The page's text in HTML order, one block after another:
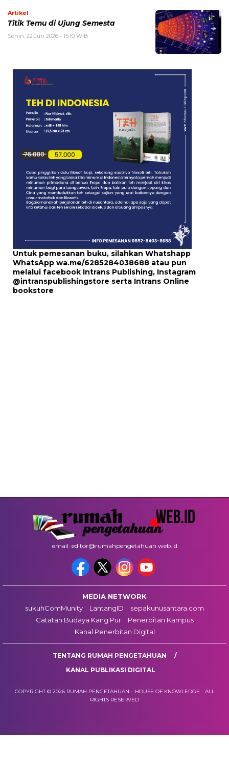
Artikel
Titik Temu di Ujung Semesta
Senin, 22 Jun 2026 - 15:10 WIB
Untuk pemesanan buku, silahkan Whatshapp
WhatsApp wa.me/6285284038688 atau pun
melalui facebook Intrans Publishing, Instagram
@intranspublishingstore serta Intrans Online
bookstore
email: editor@rumahpengetahuan.web.id
MEDIA NETWORK
sukuhComMunity
LantangID
sepakunusantara.com
Catatan Budaya Kang Pur
Penerbitan Kampus
Kanal Penerbitan Digital
TENTANG RUMAH PENGETAHUAN
KANAL PUBLIKASI DIGITAL
COPYRIGHT © 2026 RUMAH PENGETAHUAN – HOUSE OF KNOWLEDGE - ALL
RIGHTS RESERVED